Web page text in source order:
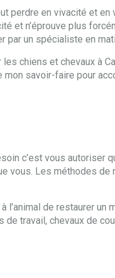
perdre en vivacité et
et n’éprouve plus
un spécialiste en
chiens et chevaux à
savoir-faire pour
c’est vous autoriser
Les méthodes de
de restaurer
travail, chevaux de